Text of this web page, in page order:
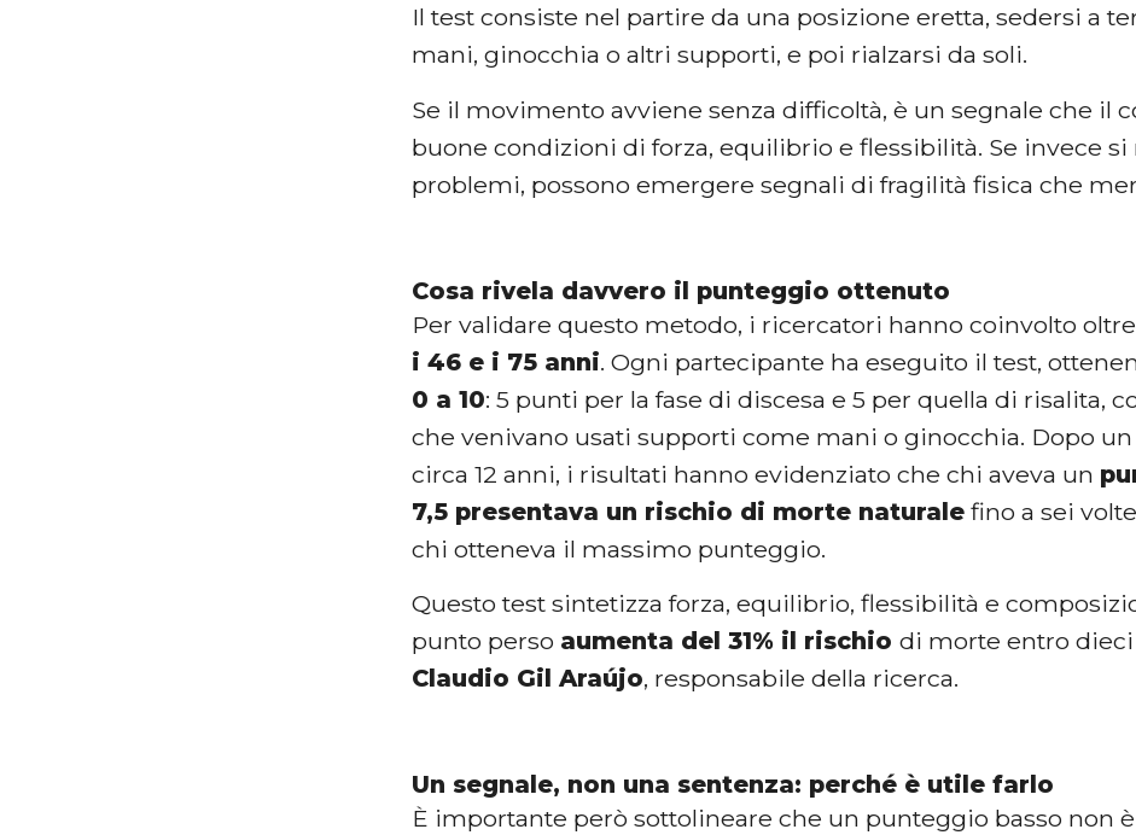
Il test consiste nel partire da una posizione eretta, sedersi a
mani, ginocchia o altri supporti, e poi rialzarsi da soli.
Se il movimento avviene senza difficoltà, è un segnale che il
buone condizioni di forza, equilibrio e flessibilità. Se invece si
problemi, possono emergere segnali di fragilità fisica che
Cosa rivela davvero il punteggio ottenuto
Per validare questo metodo, i ricercatori hanno coinvolto
i 46 e i 75 anni. Ogni partecipante ha eseguito il test,
0 a 10: 5 punti per la fase di discesa e 5 per quella di risalita,
che venivano usati supporti come mani o ginocchia. Dopo
circa 12 anni, i risultati hanno evidenziato che chi aveva un
7,5 presentava un rischio di morte naturale fino a sei
chi otteneva il massimo punteggio.
Questo test sintetizza forza, equilibrio, flessibilità e
punto perso aumenta del 31% il rischiodi morte entro
Claudio Gil Araújo, responsabile della ricerca.
Un segnale, non una sentenza: perché è utile farlo
È importante però sottolineare che un punteggio basso non